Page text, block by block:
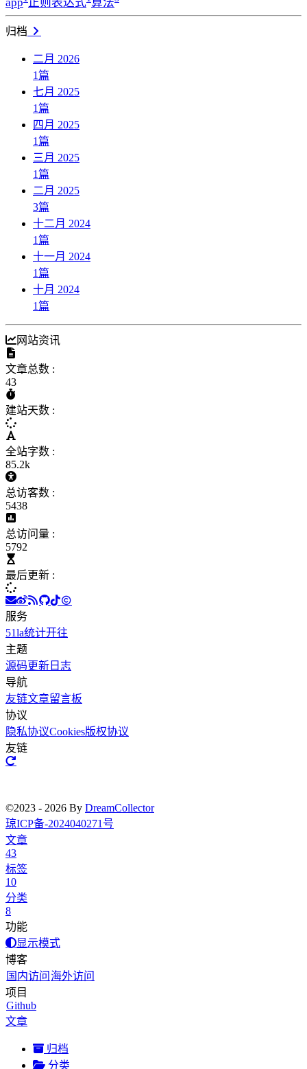
归档
二月 2026
1篇
七月 2025
1篇
四月 2025
1篇
三月 2025
1篇
二月 2025
3篇
十二月 2024
1篇
十一月 2024
1篇
十月 2024
1篇
网站资讯
文章总数 :
43
建站天数 :
全站字数 :
85.2k
总访客数 :
5438
总访问量 :
5792
最后更新 :
服务
51la统计开往
主题
源码更新日志
导航
友链文章留言板
协议
隐私协议Cookies版权协议
友链
©2023 - 2026 By DreamCollector
琼ICP备-2024040271号
文章
43
标签
10
分类
8
功能
显示模式
博客
国内访问 海外访问
项目
Github
文章
归档
分类